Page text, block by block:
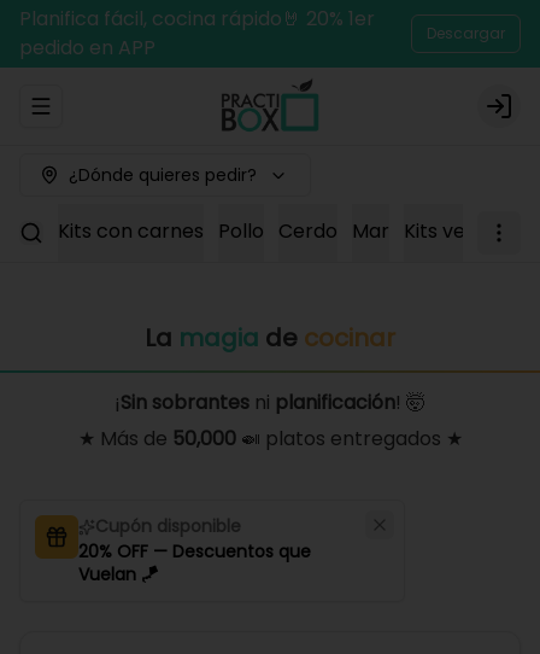
Planifica fácil, cocina rápido🤘 20% 1er
pedido en APP
Descargar
Abrir menu de navegación Login
¿Dónde quieres pedir?
Kits con carnes Pollo Cerdo Mar Kits
La magia de cocinar
¡Sin sobrantes ni planificación! 🤯
★ Más de 50,000🍛 platos entregados ★
Cupón disponible
20% OFF — Descuentos que
Vuelan 🪁